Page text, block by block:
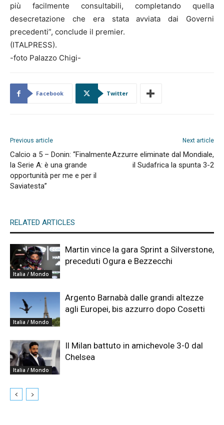
più facilmente consultabili, completando quella
desecretazione che era stata avviata dai Governi
precedenti”, conclude il premier.
(ITALPRESS).
-foto Palazzo Chigi-
Facebook Twitter
Previous article
Calcio a 5 – Donin: “Finalmente
la Serie A: è una grande
opportunità per me e per il
Saviatesta”
Next article
Azzurre eliminate dal Mondiale,
il Sudafrica la spunta 3-2
RELATED ARTICLES
Italia / Mondo
Martin vince la gara Sprint a Silverstone,
preceduti Ogura e Bezzecchi
Italia / Mondo
Argento Barnabà dalle grandi altezze
agli Europei, bis azzurro dopo Cosetti
Italia / Mondo
Il Milan battuto in amichevole 3-0 dal
Chelsea